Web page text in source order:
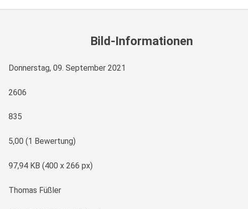
Bild-Informationen
Donnerstag, 09. September 2021
2606
835
5,00 (1 Bewertung)
97,94 KB (400 x 266 px)
Thomas Füßler